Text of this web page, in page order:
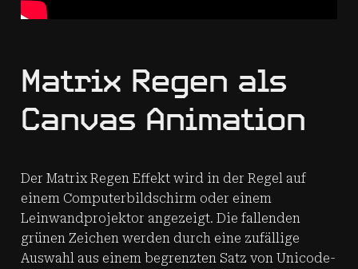
Matrix Regen als
Canvas Animation
Der Matrix Regen Effekt wird in der Regel auf
einem Computerbildschirm oder einem
Leinwandprojektor angezeigt. Die fallenden
grünen Zeichen werden durch eine zufällige
Auswahl aus einem begrenzten Satz von Unicode-